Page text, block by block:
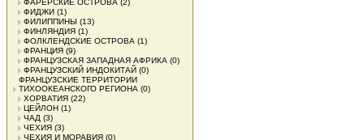
ФАРЕРСКИЕ ОСТРОВА (2)
ФИДЖИ (1)
ФИЛИППИНЫ (13)
ФИНЛЯНДИЯ (1)
ФОЛКЛЕНДСКИЕ ОСТРОВА (1)
ФРАНЦИЯ (9)
ФРАНЦУЗСКАЯ ЗАПАДНАЯ АФРИКА (0)
ФРАНЦУЗСКИЙ ИНДОКИТАЙ (0)
ФРАНЦУЗСКИЕ ТЕРРИТОРИИ
ТИХООКЕАНСКОГО РЕГИОНА (0)
ХОРВАТИЯ (22)
ЦЕЙЛОН (1)
ЧАД (3)
ЧЕХИЯ (3)
ЧЕХИЯ И МОРАВИЯ (0)